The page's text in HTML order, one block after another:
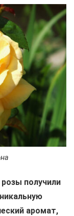
получили
аромат,